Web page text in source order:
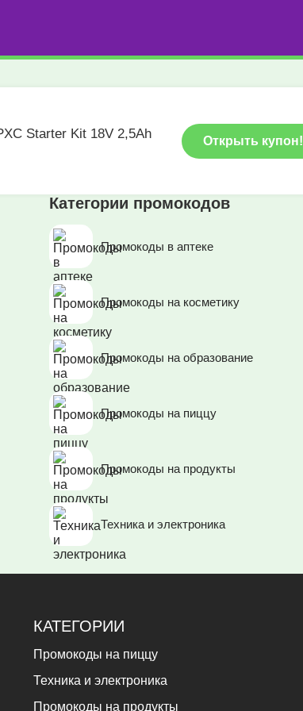
Starter Kit 18V 2,5Ah Открыть купон!
Категории промокодов
Промокоды в аптеке
Промокоды на косметику
Промокоды на образование
Промокоды на пиццу
Промокоды на продукты
Техника и электроника
КАТЕГОРИИ
Промокоды на пиццу
Техника и электроника
Промокоды на продукты